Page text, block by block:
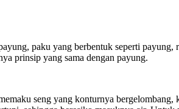
paku yang berbentuk seperti
prinsip yang sama dengan payung.
seng yang konturnya